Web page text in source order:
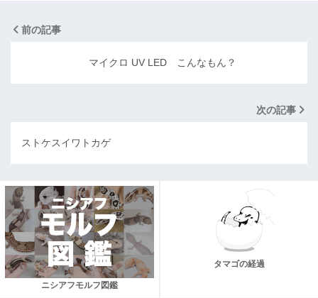
前の記事
マイクロ UV LED こんなもん？
次の記事
ストケスイワトカゲ
ニシアフモルフ図鑑
タマゴの経過